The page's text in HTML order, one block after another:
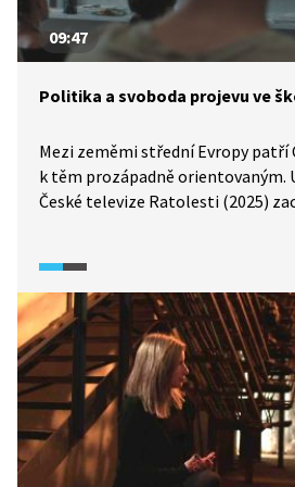
09:47
Politika a svoboda projevu ve
Mezi zeměmi střední Evropy patří
k těm prozápadně orientovaným.
České televize Ratolesti (2025)
odvolání, ředitel se však brání,
kvůli jejím postojům. Učitelka se
pedagožkou, ale i občankou,
na svobodný názor a jeho veřejné
i veřejnost to vnímají jako hrozbu
a demokracii, část lidí naopak
a demonstruje za její práva. V
učitelka odvolává na
okolí diskutuje o hranici mezi